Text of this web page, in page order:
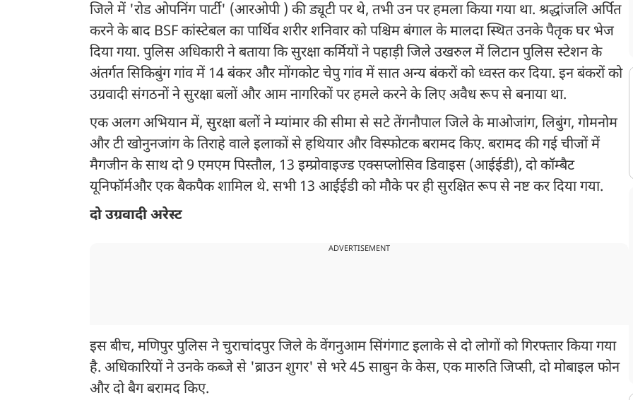
जिले में 'रोड ओपनिंग पार्टी' (आरओपी ) की ड्यूटी पर थे, तभी उन पर हमला किया गया था. श्रद्धांजलि अर्पित
करने के बाद BSF कांस्टेबल का पार्थिव शरीर शनिवार को पश्चिम बंगाल के मालदा स्थित उनके पैतृक घर भेज
दिया गया. पुलिस अधिकारी ने बताया कि सुरक्षा कर्मियों ने पहाड़ी जिले उखरुल में लिटान पुलिस स्टेशन के
अंतर्गत सिकिबुंग गांव में 14 बंकर और मोंगकोट चेपु गांव में सात अन्य बंकरों को ध्वस्त कर दिया. इन बंकरों को
उग्रवादी संगठनों ने सुरक्षा बलों और आम नागरिकों पर हमले करने के लिए अवैध रूप से बनाया था.
एक अलग अभियान में, सुरक्षा बलों ने म्यांमार की सीमा से सटे तेंगनौपाल जिले के माओजांग, लिबुंग, गोमनोम
और टी खोनुनजांग के तिराहे वाले इलाकों से हथियार और विस्फोटक बरामद किए. बरामद की गई चीजों में
मैगजीन के साथ दो 9 एमएम पिस्तौल, 13 इम्प्रोवाइज्ड एक्सप्लोसिव डिवाइस (आईईडी), दो कॉम्बैट
यूनिफॉर्मऔर एक बैकपैक शामिल थे. सभी 13 आईईडी को मौके पर ही सुरक्षित रूप से नष्ट कर दिया गया.
दो उग्रवादी अरेस्ट
ADVERTISEMENT
इस बीच, मणिपुर पुलिस ने चुराचांदपुर जिले के वेंगनुआम सिंगंगाट इलाके से दो लोगों को गिरफ्तार किया गया
है. अधिकारियों ने उनके कब्‍जे से 'ब्राउन शुगर' से भरे 45 साबुन के केस, एक मारुति जिप्सी, दो मोबाइल फोन
और दो बैग बरामद किए.